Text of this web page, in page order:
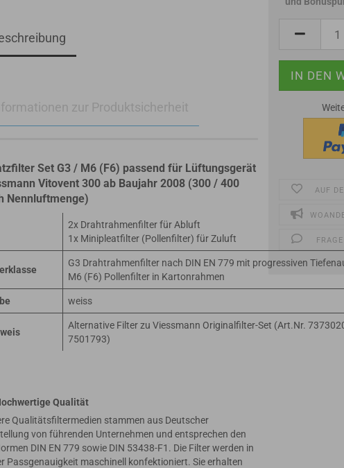
AUF
zur Produktsicherheit
Set G3 / M6 (F6) passend für Lüftungsgerät
Vitovent 300 ab Baujahr 2008 (300 / 400
Nennluftmenge)
2x Drahtrahmenfilter für Abluft
1x Minipleatfilter (Pollenfilter) für Zuluft
G3 Drahtrahmenfilter nach DIN EN 779 mit progressiven
M6 (F6) Pollenfilter in Kartonrahmen
weiss
Alternative Filter zu Viessmann Originalfilter-Set (Art.Nr.
7501793)
Qualität
Qualitätsfiltermedien stammen aus Deutscher
von führenden Unternehmen und entsprechen den
DIN EN 779 sowie DIN 53438-F1. Die Filter werden in
Passgenauigkeit maschinell konfektioniert. Sie erhalten